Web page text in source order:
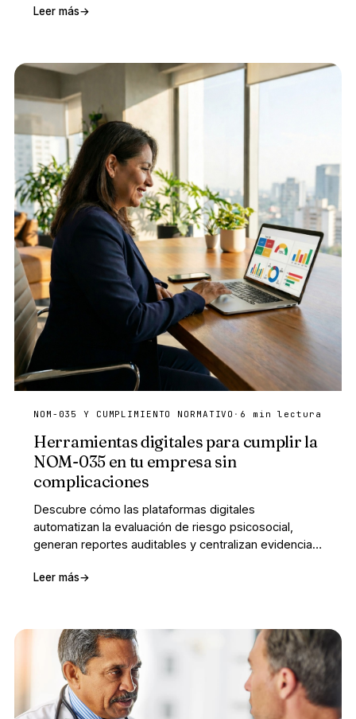
cómo detectarlos antes de que causen daño visible.
Leer más→
NOM-035 Y CUMPLIMIENTO NORMATIVO · 6 min lectura
Herramientas digitales para cumplir la
NOM-035 en tu empresa sin
complicaciones
Descubre cómo las plataformas digitales
automatizan la evaluación de riesgo psicosocial,
generan reportes auditables y centralizan evidencia
Leer más→